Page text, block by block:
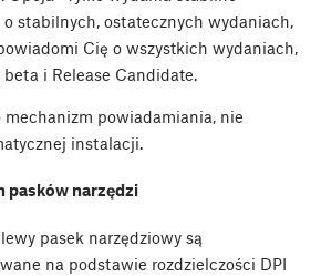
stabilnych, ostatecznych wydaniach,
Cię o wszystkich wydaniach,
i Release Candidate.
powiadamiania, nie
instalacji.
pasków narzędzi
pasek narzędziowy są
na podstawie rozdzielczości DPI